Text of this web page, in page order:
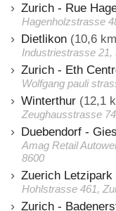
Zurich - Rue
Hagenholzstrasse
Dietlikon (10,6
Industriestrasse 21,
Zurich - Eth
Wolfgang pauli
Winterthur (12,1
Zeughausstrasse
Duebendorf -
Amag Retail
8600
Zuerich Letzipark
Hohlstrasse 461,
Zurich -